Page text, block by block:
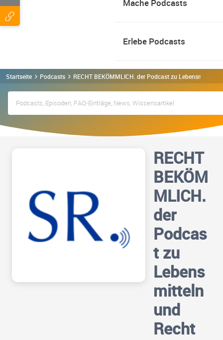
Mache Podcasts
Erlebe Podcasts
Startseite Podcasts RECHT BEKÖMMLICH. der Podcast zu Lebensmitteln
RECHT
BEKÖM
MLICH.
der
Podcas
t zu
Lebens
mitteln
und
Recht